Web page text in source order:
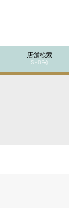
店舗検索
SHOP